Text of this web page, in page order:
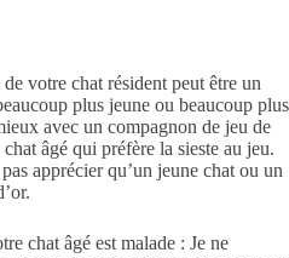
votre chat résident peut être un
plus jeune ou beaucoup plus
avec un compagnon de jeu de
âgé qui préfère la sieste au jeu.
apprécier qu’un jeune chat ou un
chat âgé est malade : Je ne